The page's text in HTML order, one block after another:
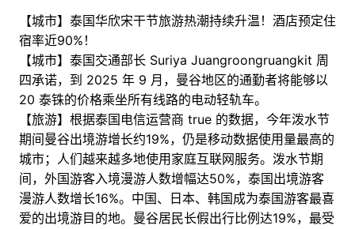
【城市】泰国华欣宋干节旅游热潮持续升温！酒店预定住
宿率近90%！
【城市】泰国交通部长 Suriya Juangroongruangkit 周
四承诺，到 2025 年 9 月，曼谷地区的通勤者将能够以
20 泰铢的价格乘坐所有线路的电动轻轨车。
【旅游】根据泰国电信运营商 true 的数据，今年泼水节
期间曼谷出境游增长约19%，仍是移动数据使用量最高的
城市；人们越来越多地使用家庭互联网服务。泼水节期
间，外国游客入境漫游人数增幅达50%，泰国出境游客
漫游人数增长16%。中国、日本、韩国成为泰国游客最喜
爱的出境游目的地。曼谷居民长假出行比例达19%，最受